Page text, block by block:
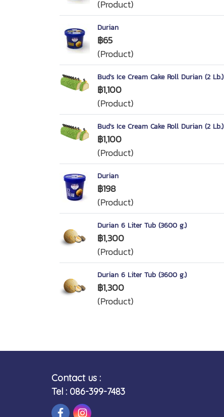
(Product)
Durian
฿65
(Product)
Bud's Ice Cream Cake Roll Durian (2 Lb.)
฿1,100
(Product)
Bud's Ice Cream Cake Roll Durian (2 Lb.)
฿1,100
(Product)
Durian
฿198
(Product)
Durian 6 Liter Tub (3600 g.)
฿1,300
(Product)
Durian 6 Liter Tub (3600 g.)
฿1,300
(Product)
Contact us :
Tel : 086-399-7483